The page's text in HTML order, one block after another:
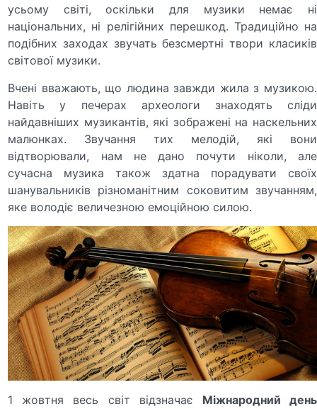
усьому світі, оскільки для музики немає ні
національних, ні релігійних перешкод. Традиційно на
подібних заходах звучать безсмертні твори класиків
світової музики.
Вчені вважають, що людина завжди жила з музикою.
Навіть у печерах археологи знаходять сліди
найдавніших музикантів, які зображені на наскельних
малюнках. Звучання тих мелодій, які вони
відтворювали, нам не дано почути ніколи, але
сучасна музика також здатна порадувати своїх
шанувальників різноманітним соковитим звучанням,
яке володіє величезною емоційною силою.
1 жовтня весь світ відзначає Міжнародний день